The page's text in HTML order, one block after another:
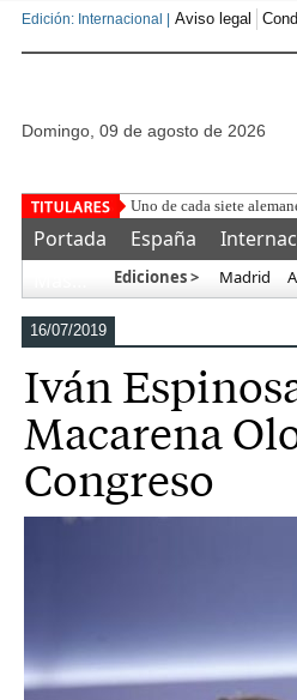
Edición: Internacional | Aviso legal
domingo, 09 de agosto de 2026
Uno de cada siete
Portada España
Ediciones > Madrid
16/07/2019
Iván
Macarena
Congreso